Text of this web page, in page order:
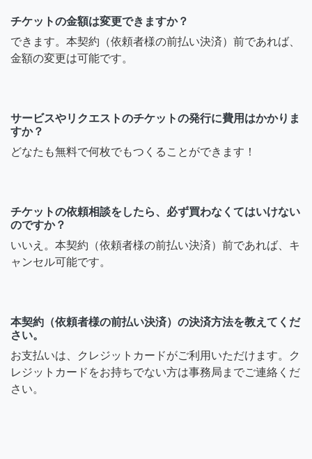
チケットの金額は変更できますか？
できます。本契約（依頼者様の前払い決済）前であれば、
金額の変更は可能です。
サービスやリクエストのチケットの発行に費用はかかりま
すか？
どなたも無料で何枚でもつくることができます！
チケットの依頼相談をしたら、必ず買わなくてはいけない
のですか？
いいえ。本契約（依頼者様の前払い決済）前であれば、キ
ャンセル可能です。
本契約（依頼者様の前払い決済）の決済方法を教えてくだ
さい。
お支払いは、クレジットカードがご利用いただけます。ク
レジットカードをお持ちでない方は事務局までご連絡くだ
さい。